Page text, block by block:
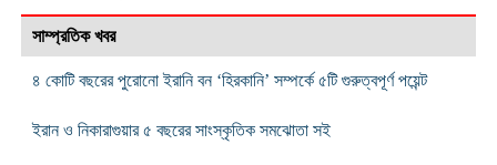
সাম্প্রতিক খবর
৪ কোটি বছরের পুরোনো ইরানি বন ‘হিরকানি’ সম্পর্কে ৫টি গুরুত্বপূর্ণ পয়েন্ট
ইরান ও নিকারাগুয়ার ৫ বছরের সাংস্কৃতিক সমঝোতা সই